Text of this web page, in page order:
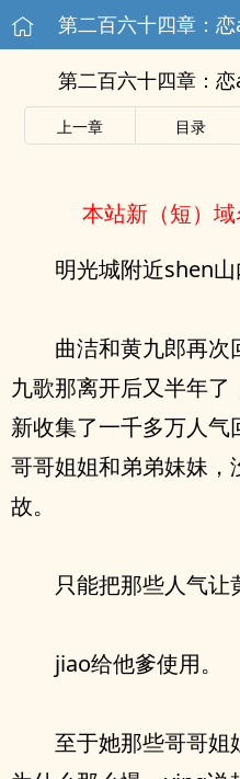
第二百六十四章：
第二百六十四章：
上一章 目录
本站新（短）
明光城附近shen山
曲洁和黄九郎再次
九歌那离开后又半年了
新收集了一千多万人
哥哥姐姐和弟弟妹妹
故。
只能把那些人气让
jiao给他爹使用。
至于她那些哥哥姐